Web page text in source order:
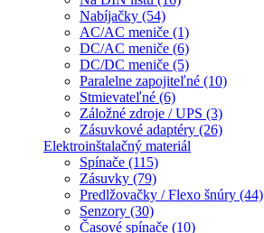
Nabíjačky (54)
AC/AC meniče (1)
DC/AC meniče (6)
DC/DC meniče (5)
Paralelne zapojiteľné (10)
Stmievateľné (6)
Záložné zdroje / UPS (3)
Zásuvkové adaptéry (26)
Elektroinštalačný materiál
Spínače (115)
Zásuvky (79)
Predlžovačky / Flexo šnúry (44)
Senzory (30)
Časové spínače (10)